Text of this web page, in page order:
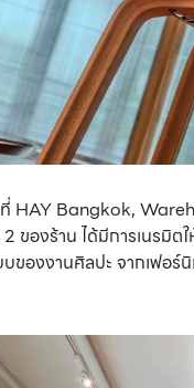
HAY Bangkok,
ของร้าน ได้มีการเนรมิต
ของงานศิลปะ จากเฟอร์